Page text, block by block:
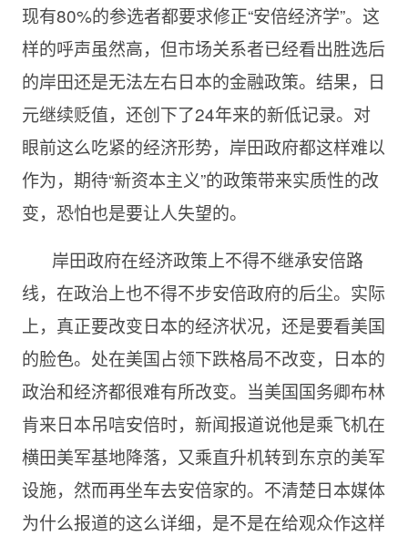
现有80%的参选者都要求修正“安倍经济学”。这
样的呼声虽然高，但市场关系者已经看出胜选后
的岸田还是无法左右日本的金融政策。结果，日
元继续贬值，还创下了24年来的新低记录。对
眼前这么吃紧的经济形势，岸田政府都这样难以
作为，期待“新资本主义”的政策带来实质性的改
变，恐怕也是要让人失望的。
岸田政府在经济政策上不得不继承安倍路
线，在政治上也不得不步安倍政府的后尘。实际
上，真正要改变日本的经济状况，还是要看美国
的脸色。处在美国占领下跌格局不改变，日本的
政治和经济都很难有所改变。当美国国务卿布林
肯来日本吊唁安倍时，新闻报道说他是乘飞机在
横田美军基地降落，又乘直升机转到东京的美军
设施，然而再坐车去安倍家的。不清楚日本媒体
为什么报道的这么详细，是不是在给观众作这样